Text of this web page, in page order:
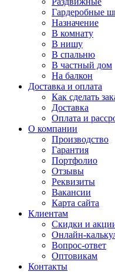
Гардеробные
Назначение
В комнату
В нишу
В спальню
В частный дом
На балкон
Доставка и оплата
Как сделать
Доставка
Оплата и
О компании
Производство
Гарантия
Портфолио
Отзывы
Реквизиты
Вакансии
Карта сайта
Клиентам
Скидки и
Онлайн-
Вопрос-ответ
Оптовикам
Контакты